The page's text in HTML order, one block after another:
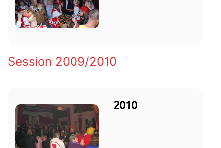
Session 2009/2010
2010